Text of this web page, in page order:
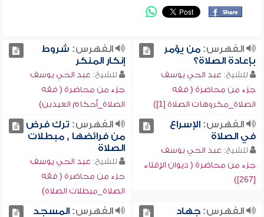
الفهرس:من يؤمر
بإعادة الصلاة؟
للشيخ: عبد الحي يوسف
جزء من محاضرة ( فقه
الصلاة_مكروهات الصلاة [1])
الفهرس: شروط
إنكار المنكر
للشيخ: عبد الحي يوسف
جزء من محاضرة ( فقه
الصلاة_أحكام العيدين)
الفهرس:الإسراع
في الصلاة
للشيخ: عبد الحي يوسف
جزء من محاضرة ( ديوان الإفتاء
[267])
الفهرس: ترك فرض
من فرائضها , مبطلات
الصلاة
للشيخ: عبد الحي يوسف
جزء من محاضرة ( فقه
الصلاة_مبطلات الصلاة)
الفهرس:جهاد
الفهرس:المسجد